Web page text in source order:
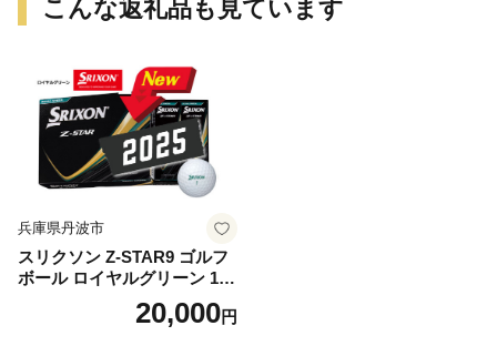
こんな返礼品も見ています
兵庫県丹波市
スリクソン Z-STAR9 ゴルフ
ボール ロイヤルグリーン 1ダ
ース 12球 兵庫県丹波市 ふる
20,000円